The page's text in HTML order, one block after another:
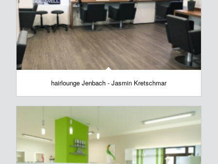
hairlounge Jenbach - Jasmin Kretschmar